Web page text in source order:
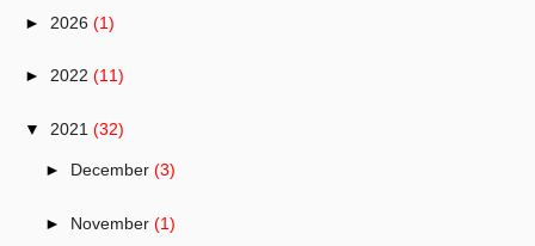
► 2026 (1)
► 2022 (11)
▼ 2021 (32)
► December (3)
► November (1)